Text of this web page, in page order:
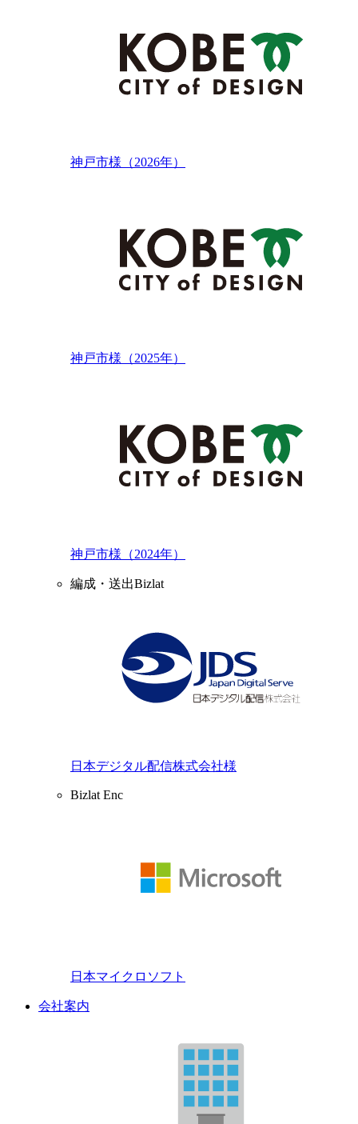
神戸市様（2026年）
神戸市様（2025年）
神戸市様（2024年）
編成・送出Bizlat
日本デジタル配信株式会社様
Bizlat Enc
日本マイクロソフト
会社案内